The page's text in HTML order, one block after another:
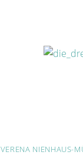
VERENA NIENHAUS-